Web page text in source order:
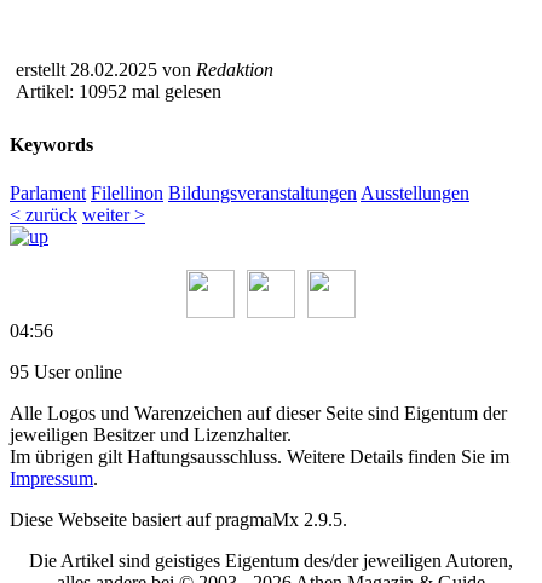
erstellt 28.02.2025 von Redaktion
Artikel: 10952 mal gelesen
Keywords
Parlament Filellinon Bildungsveranstaltungen Ausstellungen
< zurück weiter >
04:56
95 User online
Alle Logos und Warenzeichen auf dieser Seite sind Eigentum der
jeweiligen Besitzer und Lizenzhalter.
Im übrigen gilt Haftungsausschluss. Weitere Details finden Sie im
Impressum.
Diese Webseite basiert auf pragmaMx 2.9.5.
Die Artikel sind geistiges Eigentum des/der jeweiligen Autoren,